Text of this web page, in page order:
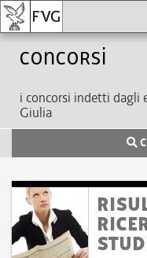
Concorsi
i concorsi indetti dagli
Giulia